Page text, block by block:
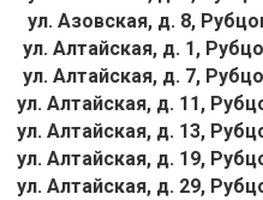
ул. Азовская, д. 8,
ул. Алтайская, д. 1,
ул. Алтайская, д. 7,
ул. Алтайская, д. 11,
ул. Алтайская, д. 13,
ул. Алтайская, д. 19,
ул. Алтайская, д. 29,